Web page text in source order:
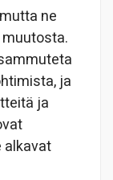
ne
ja
ja
alkavat